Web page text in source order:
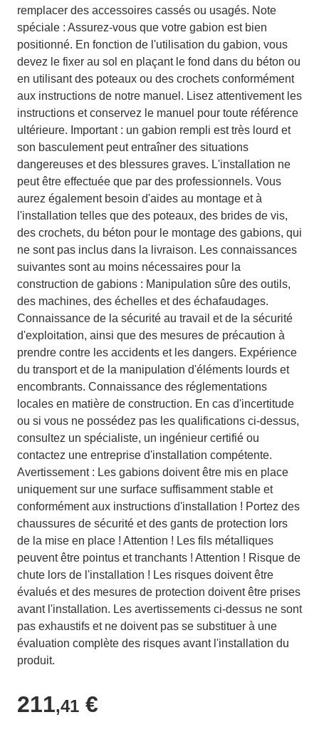
remplacer des accessoires cassés ou usagés. Note
spéciale : Assurez-vous que votre gabion est bien
positionné. En fonction de l'utilisation du gabion, vous
devez le fixer au sol en plaçant le fond dans du béton ou
en utilisant des poteaux ou des crochets conformément
aux instructions de notre manuel. Lisez attentivement les
instructions et conservez le manuel pour toute référence
ultérieure. Important : un gabion rempli est très lourd et
son basculement peut entraîner des situations
dangereuses et des blessures graves. L'installation ne
peut être effectuée que par des professionnels. Vous
aurez également besoin d'aides au montage et à
l'installation telles que des poteaux, des brides de vis,
des crochets, du béton pour le montage des gabions, qui
ne sont pas inclus dans la livraison. Les connaissances
suivantes sont au moins nécessaires pour la
construction de gabions : Manipulation sûre des outils,
des machines, des échelles et des échafaudages.
Connaissance de la sécurité au travail et de la sécurité
d'exploitation, ainsi que des mesures de précaution à
prendre contre les accidents et les dangers. Expérience
du transport et de la manipulation d'éléments lourds et
encombrants. Connaissance des réglementations
locales en matière de construction. En cas d'incertitude
ou si vous ne possédez pas les qualifications ci-dessus,
consultez un spécialiste, un ingénieur certifié ou
contactez une entreprise d'installation compétente.
Avertissement : Les gabions doivent être mis en place
uniquement sur une surface suffisamment stable et
conformément aux instructions d'installation ! Portez des
chaussures de sécurité et des gants de protection lors
de la mise en place ! Attention ! Les fils métalliques
peuvent être pointus et tranchants ! Attention ! Risque de
chute lors de l'installation ! Les risques doivent être
évalués et des mesures de protection doivent être prises
avant l'installation. Les avertissements ci-dessus ne sont
pas exhaustifs et ne doivent pas se substituer à une
évaluation complète des risques avant l'installation du
produit.
211,41 €